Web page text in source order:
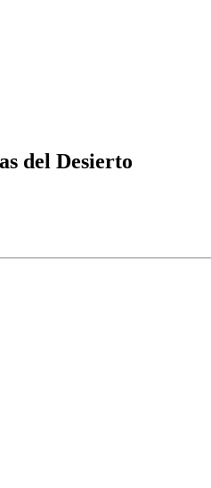
del Desierto